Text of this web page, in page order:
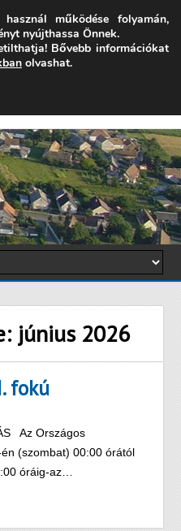
utca 39.
+36 (72) 451 110
június 2026
fokú
Az Országos
(szombat) 00:00 órától
óráig-az…
működése folyamán,
nyújthassa Önnek.
Bővebb információkat
olvashat.